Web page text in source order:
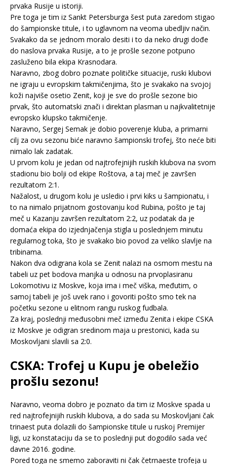
prvaka Rusije u istoriji.
Pre toga je tim iz Sankt Petersburga šest puta zaredom stigao
do šampionske titule, i to uglavnom na veoma ubedljiv način.
Svakako da se jednom moralo desiti i to da neko drugi dođe
do naslova prvaka Rusije, a to je prošle sezone potpuno
zasluženo bila ekipa Krasnodara.
Naravno, zbog dobro poznate političke situacije, ruski klubovi
ne igraju u evropskim takmičenjima, što je svakako na svojoj
koži najviše osetio Zenit, koji je sve do prošle sezone bio
prvak, što automatski znači i direktan plasman u najkvalitetnije
evropsko klupsko takmičenje.
Naravno, Sergej Semak je dobio poverenje kluba, a primarni
cilj za ovu sezonu biće naravno šampionski trofej, što neće biti
nimalo lak zadatak.
U prvom kolu je jedan od najtrofejnijih ruskih klubova na svom
stadionu bio bolji od ekipe Roštova, a taj meč je završen
rezultatom 2:1.
Nažalost, u drugom kolu je usledio i prvi kiks u šampionatu, i
to na nimalo prijatnom gostovanju kod Rubina, pošto je taj
meč u Kazanju završen rezultatom 2:2, uz podatak da je
domaća ekipa do izjednjačenja stigla u poslednjem minutu
regularnog toka, što je svakako bio povod za veliko slavlje na
tribinama.
Nakon dva odigrana kola se Zenit nalazi na osmom mestu na
tabeli uz pet bodova manjka u odnosu na prvoplasiranu
Lokomotivu iz Moskve, koja ima i meč viška, međutim, o
samoj tabeli je još uvek rano i govoriti pošto smo tek na
početku sezone u elitnom rangu ruskog fudbala.
Za kraj, poslednji međusobni meč između Zenita i ekipe CSKA
iz Moskve je odigran sredinom maja u prestonici, kada su
Moskovljani slavili sa 2:0.
CSKA: Trofej u Kupu je obeležio
prošlu sezonu!
Naravno, veoma dobro je poznato da tim iz Moskve spada u
red najtrofejnijih ruskih klubova, a do sada su Moskovljani čak
trinaest puta dolazili do šampionske titule u ruskoj Premijer
ligi, uz konstataciju da se to poslednji put dogodilo sada već
davne 2016. godine.
Pored toga ne smemo zaboraviti ni čak četrnaeste trofeja u